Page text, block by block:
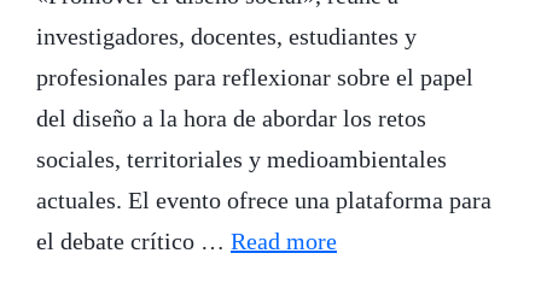
investigadores, docentes, estudiantes y
profesionales para reflexionar sobre el papel
del diseño a la hora de abordar los retos
sociales, territoriales y medioambientales
actuales. El evento ofrece una plataforma para
el debate crítico … Read more